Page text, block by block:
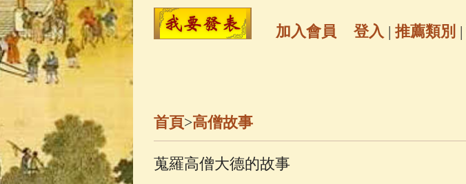
金山活佛
善財童子五十三參
佛典故事(37)
加入會員 登入 | 推薦類別 |
首頁>高僧故事
蒐羅高僧大德的故事